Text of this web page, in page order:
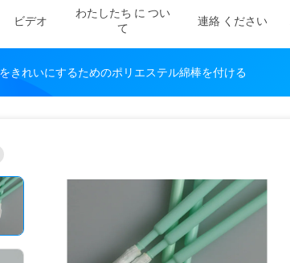
ビデオ
わたしたち に つい
て
連絡 ください
きれいにするためのポリエステル綿棒を付ける